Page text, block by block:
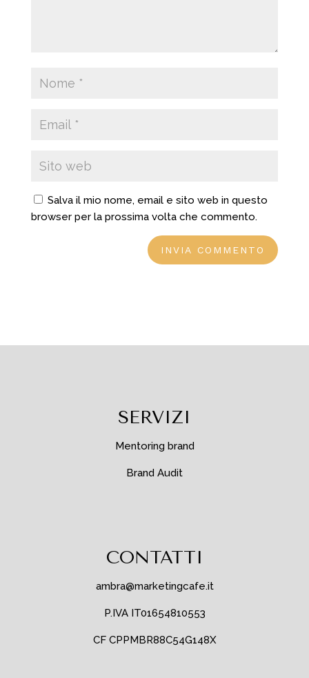
Salva il mio nome, email e sito web in questo
browser per la prossima volta che commento.
SERVIZI
Mentoring brand
Brand Audit
CONTATTI
ambra@marketingcafe.it
P.IVA IT01654810553
CF CPPMBR88C54G148X